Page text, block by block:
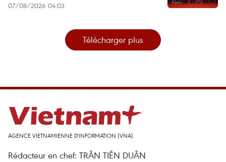
07/08/2026 04:03
Télécharger plus
AGENCE VIETNAMIENNE D'INFORMATION (VNA)
Rédacteur en chef: TRÂN TIÊN DUÂN